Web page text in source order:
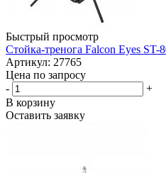
Быстрый просмотр
Стойка-тренога Falcon Eyes ST-
Артикул: 27765
Цена по запросу
-
+
В корзину
Оставить заявку